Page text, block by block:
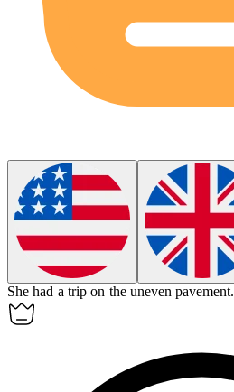
She had a trip on the uneven pavement.